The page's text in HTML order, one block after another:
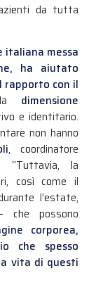
da tutta
italiana messa
ha aiutato
rapporto con il
dimensione
e identitario.
non hanno
, coordinatore
“Tuttavia, la
così come il
l’estate,
possono
corporea,
che spesso
vita di questi